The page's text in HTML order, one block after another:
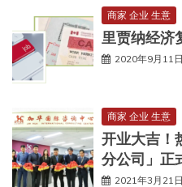
商家 企业 生意
里贾纳经济
2020年9月11日
商家 企业 生意
开业大吉！
分公司」正
2021年3月21日